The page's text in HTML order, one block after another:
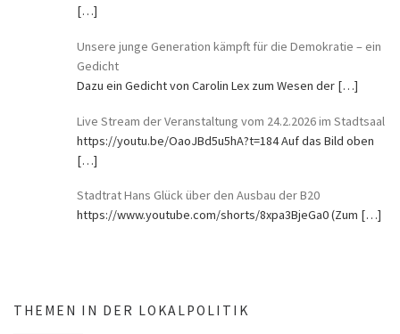
[…]
Unsere junge Generation kämpft für die Demokratie – ein
Gedicht
Dazu ein Gedicht von Carolin Lex zum Wesen der […]
Live Stream der Veranstaltung vom 24.2.2026 im Stadtsaal
https://youtu.be/OaoJBd5u5hA?t=184 Auf das Bild oben
[…]
Stadtrat Hans Glück über den Ausbau der B20
https://www.youtube.com/shorts/8xpa3BjeGa0 (Zum […]
THEMEN IN DER LOKALPOLITIK